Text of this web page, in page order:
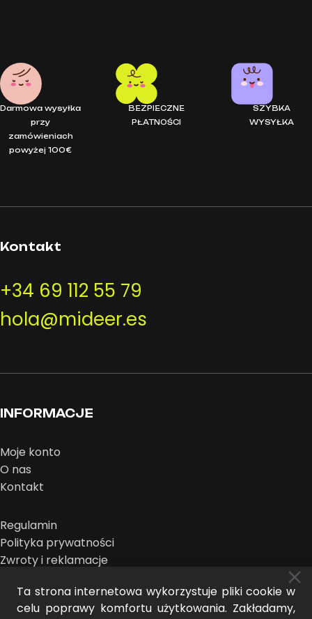
Darmowa wysyłka
przy
zamówieniach
powyżej 100€
BEZPIECZNE
PŁATNOŚCI
SZYBKA
WYSYŁKA
Kontakt
+34 69 112 55 79
hola@mideer.es
INFORMACJE
Moje konto
O nas
Kontakt
Regulamin
Polityka prywatności
Zwroty i reklamacje
Ta strona internetowa wykorzystuje pliki cookie w
celu poprawy komfortu użytkowania. Zakładamy,